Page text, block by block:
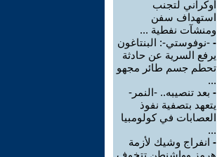
أوكراني لتجنب
استهداف سفن
ومنشآت نفطية ...
- -نوفوستي-: البنتاغون
يرفع السرية عن حادثة
تحطم جسم طائر مجهو
...
- بعد تنصيبه.. -النمر-
يتعهد بتصفية نفوذ
العصابات في كولومبيا
...
- انفراج وشيك لأزمة
هرمز وواشنطن تتخوف